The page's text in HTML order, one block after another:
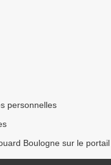
personnelles
Boulogne sur le